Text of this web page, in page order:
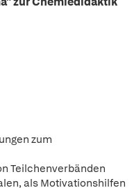
zum
Teilchenverbänden
als Motivationshilfen